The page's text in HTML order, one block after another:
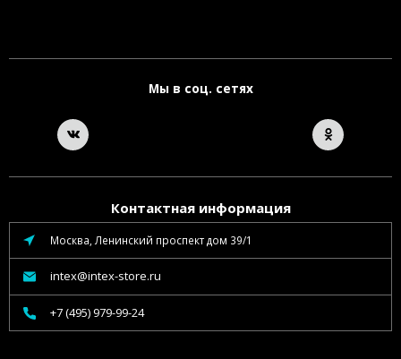
Мы в соц. сетях
Контактная информация
Москва, Ленинский проспект дом 39/1
intex@intex-store.ru
+7 (495) 979-99-24